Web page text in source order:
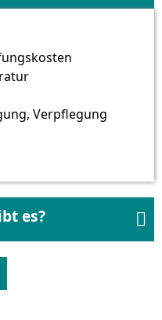
Verpflegung
es? 